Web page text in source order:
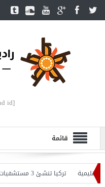
[ad id=""]
قائمة
تركيا تنشئ 3 مستشفيات في مناطق درع الفرات بسوريا